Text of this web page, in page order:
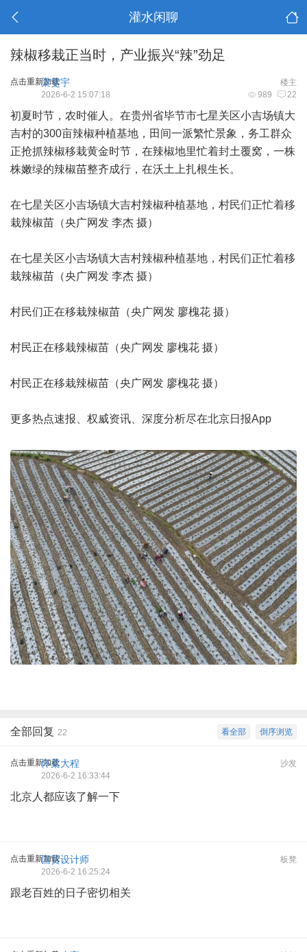
灌水闲聊
辣椒移栽正当时，产业振兴“辣”劲足
点击重新加载 楼主
梁雯宇
989 22
2026-6-2 15:07:18
初夏时节，农时催人。在贵州省毕节市七星关区小吉场镇大
吉村的300亩辣椒种植基地，田间一派繁忙景象，务工群众
正抢抓辣椒移栽黄金时节，在辣椒地里忙着封土覆窝，一株
株嫩绿的辣椒苗整齐成行，在沃土上扎根生长。
在七星关区小吉场镇大吉村辣椒种植基地，村民们正忙着移
栽辣椒苗（央广网发 李杰 摄）
在七星关区小吉场镇大吉村辣椒种植基地，村民们正忙着移
栽辣椒苗（央广网发 李杰 摄）
村民们正在移栽辣椒苗（央广网发 廖槐花 摄）
村民正在移栽辣椒苗（央广网发 廖槐花 摄）
村民正在移栽辣椒苗（央广网发 廖槐花 摄）
更多热点速报、权威资讯、深度分析尽在北京日报App
倒序浏览
看全部
全部回复 22
点击重新加载 沙发
怀柔大程
2026-6-2 16:33:44
北京人都应该了解一下
点击重新加载 板凳
国贸设计师
2026-6-2 16:25:24
跟老百姓的日子密切相关